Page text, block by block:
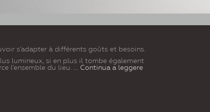
s'adapter à différents goûts et besoins.
lumineux, si en plus il tombe également
l'ensemble du lieu.
... Continua a leggere